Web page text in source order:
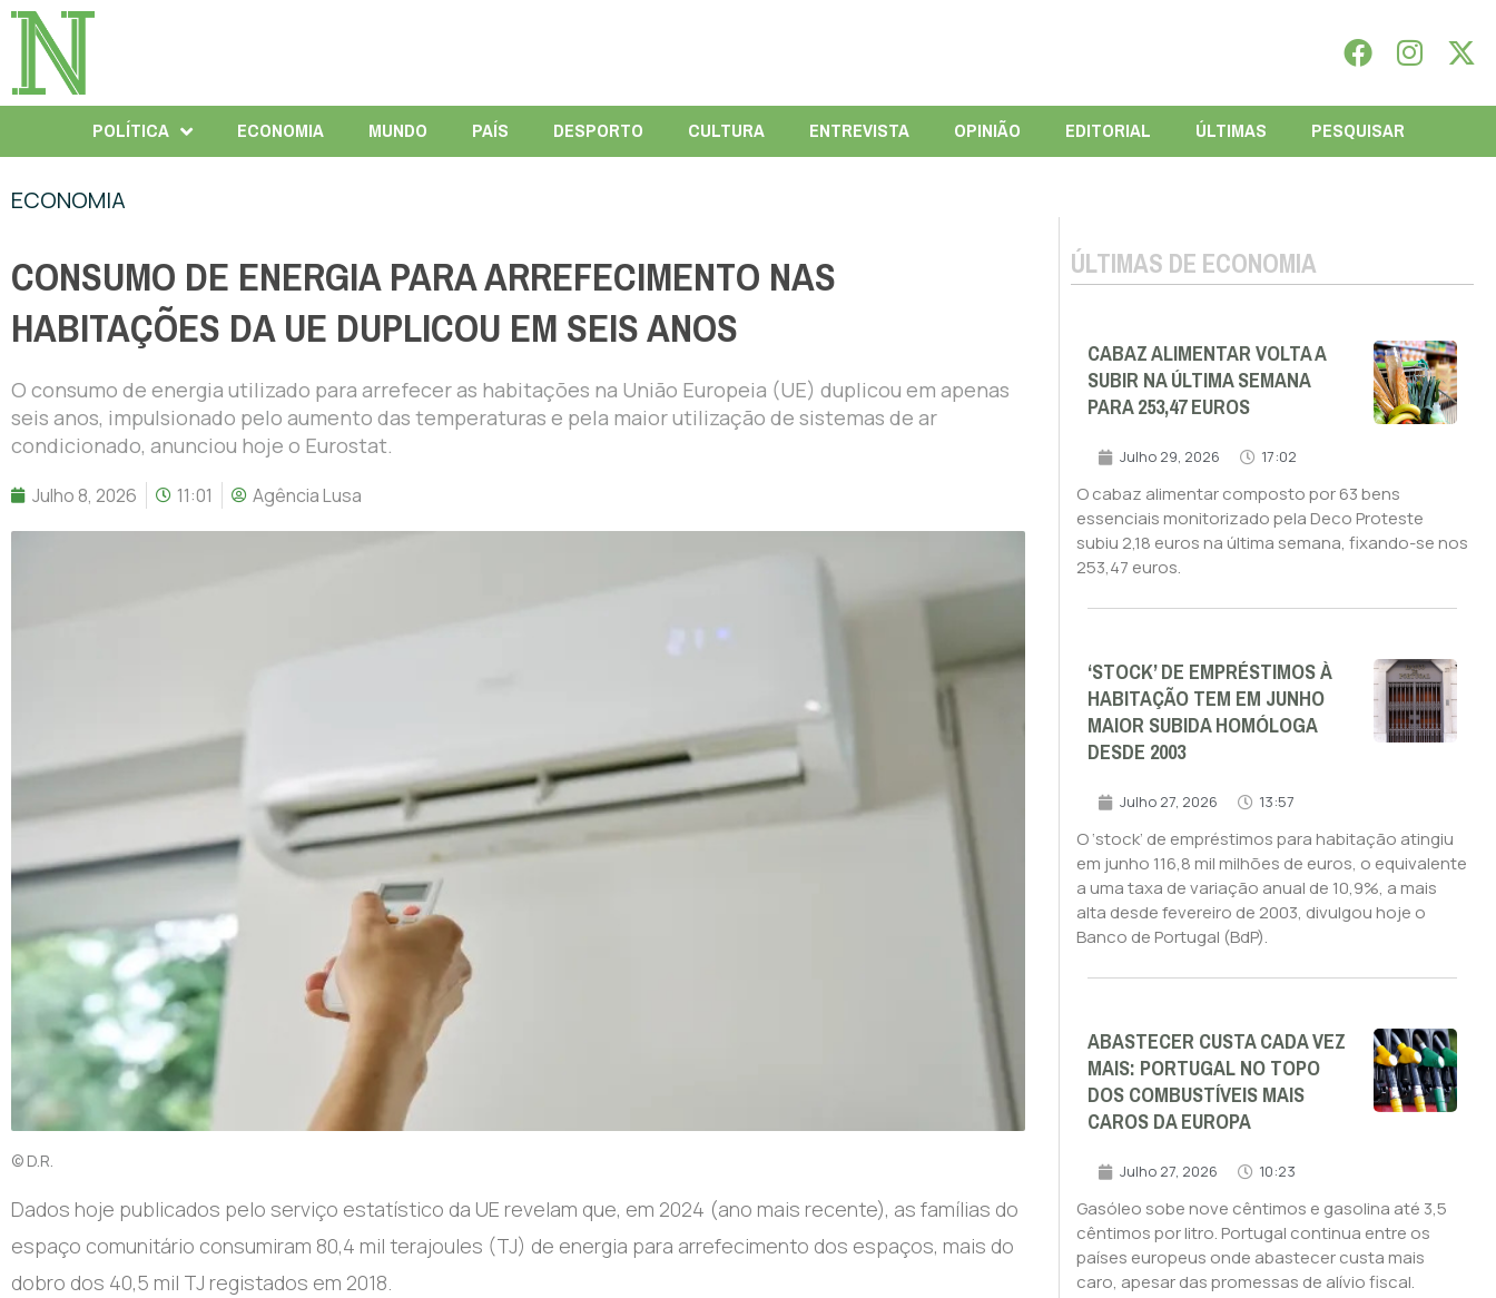
POLÍTICA ECONOMIA MUNDO PAÍS DESPORTO CULTURA ENTREVISTA OPINIÃO EDITORIAL ÚLTIMAS PESQUISAR
ECONOMIA
CONSUMO DE ENERGIA PARA ARREFECIMENTO NAS
HABITAÇÕES DA UE DUPLICOU EM SEIS ANOS
O consumo de energia utilizado para arrefecer as habitações na União Europeia (UE) duplicou em apenas
seis anos, impulsionado pelo aumento das temperaturas e pela maior utilização de sistemas de ar
condicionado, anunciou hoje o Eurostat.
Julho 8, 2026 11:01 Agência Lusa
© D.R.
Dados hoje publicados pelo serviço estatístico da UE revelam que, em 2024 (ano mais recente), as famílias do
espaço comunitário consumiram 80,4 mil terajoules (TJ) de energia para arrefecimento dos espaços, mais do
dobro dos 40,5 mil TJ registados em 2018.
ÚLTIMAS DE ECONOMIA
CABAZ ALIMENTAR VOLTA A
SUBIR NA ÚLTIMA SEMANA
PARA 253,47 EUROS
Julho 29, 2026 17:02
O cabaz alimentar composto por 63 bens
essenciais monitorizado pela Deco Proteste
subiu 2,18 euros na última semana, fixando-se nos
253,47 euros.
‘STOCK’ DE EMPRÉSTIMOS À
HABITAÇÃO TEM EM JUNHO
MAIOR SUBIDA HOMÓLOGA
DESDE 2003
Julho 27, 2026 13:57
O ‘stock’ de empréstimos para habitação atingiu
em junho 116,8 mil milhões de euros, o equivalente
a uma taxa de variação anual de 10,9%, a mais
alta desde fevereiro de 2003, divulgou hoje o
Banco de Portugal (BdP).
ABASTECER CUSTA CADA VEZ
MAIS: PORTUGAL NO TOPO
DOS COMBUSTÍVEIS MAIS
CAROS DA EUROPA
Julho 27, 2026 10:23
Gasóleo sobe nove cêntimos e gasolina até 3,5
cêntimos por litro. Portugal continua entre os
países europeus onde abastecer custa mais
caro, apesar das promessas de alívio fiscal.